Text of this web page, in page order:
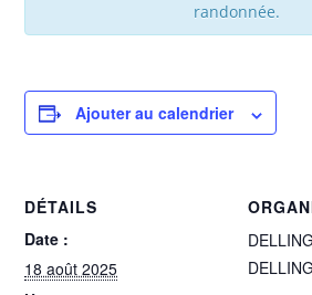
randonnée.
Ajouter au calendrier
DÉTAILS
Date :
18 août 2025